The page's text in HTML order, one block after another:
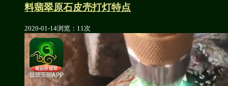
料翡翠原石皮壳打灯特点
2020-01-14浏览：11次